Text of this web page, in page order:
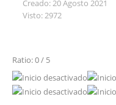
Creado: 20 Agosto 2021
Visto: 2972
Ratio: 0 / 5